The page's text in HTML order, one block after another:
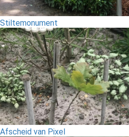
Stiltemonument
Afscheid van Pixel